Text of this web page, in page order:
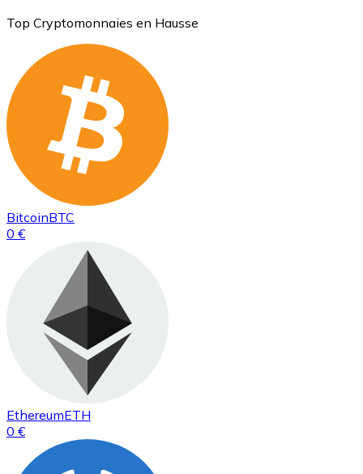
Top Cryptomonnaies en Hausse
BitcoinBTC
0 €
EthereumETH
0 €